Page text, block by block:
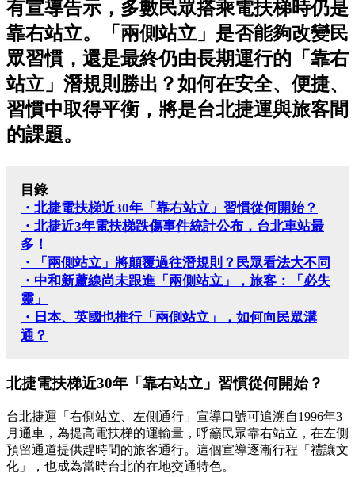
有宣導告示，多數民眾搭乘電扶梯時仍是
靠右站立。「兩側站立」是否能夠改變民
眾習慣，還是最終仍由長期運行的「靠右
站立」潛規則勝出？如何在安全、便捷、
習慣中取得平衡，將是台北捷運與旅客間
的課題。
目錄
・北捷電扶梯近30年「靠右站立」習慣從何開始？
・北捷近3年電扶梯跌傷事件統計公布，台北車站最
多！
・「兩側站立」將顛覆過往潛規則？民眾看法大不同
・中和新蘆線尚未跟進「兩側站立」，旅客：「必失
靈」
・日本、英國也推行「兩側站立」，如何向民眾溝
通？
北捷電扶梯近30年「靠右站立」習慣從何開始？
台北捷運「右側站立、左側通行」宣導口號可追溯自1996年3
月通車，為提高電扶梯的運輸量，呼籲民眾靠右站立，在左側
預留通道提供趕時間的旅客通行。這個宣導逐漸行程「禮讓文
化」，也成為當時台北的在地交通特色。